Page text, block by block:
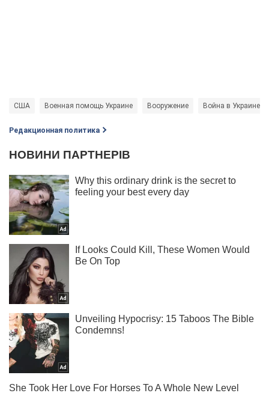
США Военная помощь Украине Вооружение Война в Украине
Редакционная политика